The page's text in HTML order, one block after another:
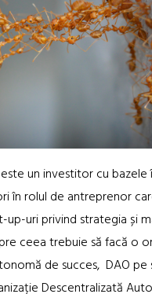
un investitor cu
în rolul de antreprenor
up-uri privind strategia și
ceea trebuie să facă o
de succes, DAO pe
Descentralizată